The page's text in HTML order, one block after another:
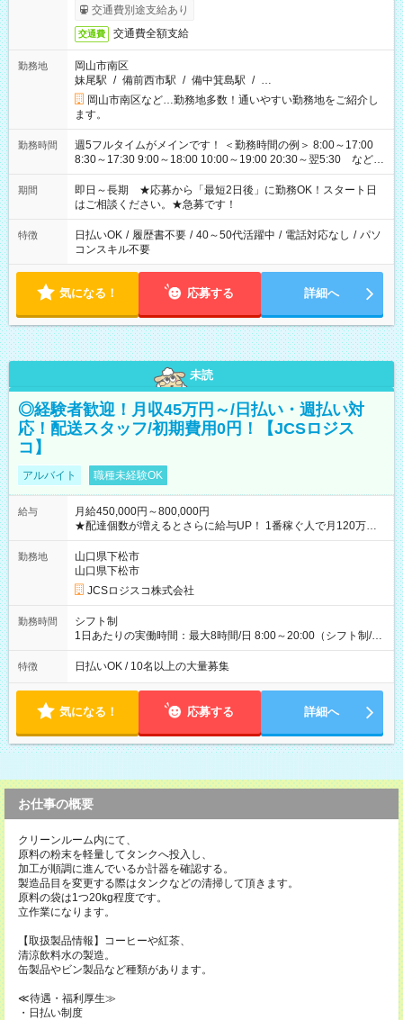
交通費別途支給あり
交通費 交通費全額支給
勤務地
岡山市南区
妹尾駅 / 備前西市駅 / 備中箕島駅 / …
岡山市南区など…勤務地多数！通いやすい勤務地をご紹介し
ます。
勤務時間
週5フルタイムがメインです！ ＜勤務時間の例＞ 8:00～17:00
8:30～17:30 9:00～18:00 10:00～19:00 20:30～翌5:30 など ★
その他にも勤務時間多数！ 日勤のみ、残業なし、交替制など
ご希望を教えてください！
期間
即日～長期 ★応募から「最短2日後」に勤務OK！スタート日
はご相談ください。★急募です！
特徴 日払いOK / 履歴書不要 / 40～50代活躍中 / 電話対応なし / パソ
コンスキル不要
気になる！ 応募する 詳細へ
未読
◎経験者歓迎！月収45万円～/日払い・週払い対
応！配送スタッフ/初期費用0円！【JCSロジス
コ】
アルバイト 職種未経験OK
給与
月給450,000円～800,000円
★配達個数が増えるとさらに給与UP！ 1番稼ぐ人で月120万ほ
ど！ ・主要都市エリア 月収55万円／週5日稼働 月収65万~112
万円／週6日稼働 ・地方郊外エリア 月収40万円／週5日稼働 月
収40万円~50万円／週6日稼働 ＜モデルイメージ＞ ■月収50万
円 (27歳男性/江東区在住)※元建築関係 1日150個配達×25日勤務
(日休み) ■月収80万円(43歳男性/墨田区在住)※元営業 1日200個
勤務地
山口県下松市
山口県下松市
JCSロジスコ株式会社
勤務時間
シフト制
1日あたりの実働時間：最大8時間/日 8:00～20:00（シフト制/実
働8時間） ※週5日勤務（場所次第では週4も有り） ※配達状況
によって時間外での勤務可能性有り ※案件により多少の前後あ
特徴 日払いOK / 10名以上の大量募集
気になる！ 応募する 詳細へ
お仕事の概要
クリーンルーム内にて、
原料の粉末を軽量してタンクへ投入し、
加工が順調に進んでいるか計器を確認する。
製造品目を変更する際はタンクなどの清掃して頂きます。
原料の袋は1つ20kg程度です。
立作業になります。
【取扱製品情報】コーヒーや紅茶、
清涼飲料水の製造。
缶製品やビン製品など種類があります。
≪待遇・福利厚生≫
・日払い制度